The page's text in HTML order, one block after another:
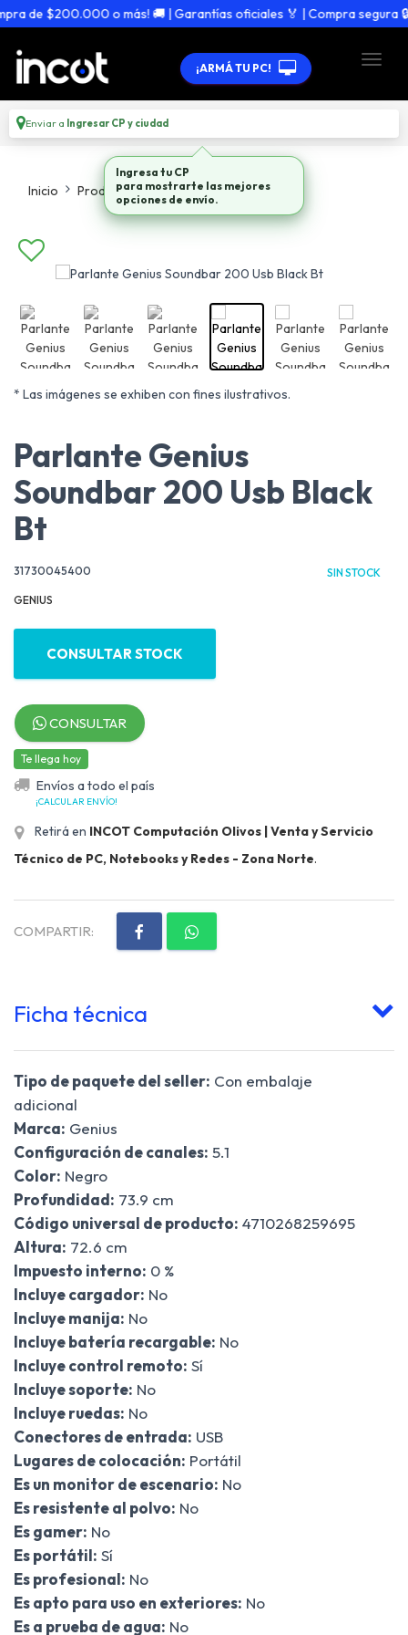
de $200.000 o más! 🚚 | Garantías oficiales 🏅 | Compra segura 🔒
¡ARMÁ TU PC!
Enviar a Ingresar CP y ciudad
Inicio Productos Parlantes
* Las imágenes se exhiben con fines ilustrativos.
Parlante Genius
Soundbar 200 Usb Black
Bt
31730045400
SIN STOCK
GENIUS
CONSULTAR STOCK
CONSULTAR
Te llega hoy
Envíos a todo el país
¡CALCULAR ENVÍO!
Retirá en INCOT Computación Olivos | Venta y Servicio
Técnico de PC, Notebooks y Redes - Zona Norte.
COMPARTIR:
Ficha técnica
Tipo de paquete del seller: Con embalaje
adicional
Marca: Genius
Configuración de canales: 5.1
Color: Negro
Profundidad: 73.9 cm
Código universal de producto: 4710268259695
Altura: 72.6 cm
Impuesto interno: 0 %
Incluye cargador: No
Incluye manija: No
Incluye batería recargable: No
Incluye control remoto: Sí
Incluye soporte: No
Incluye ruedas: No
Conectores de entrada: USB
Lugares de colocación: Portátil
Es un monitor de escenario: No
Es resistente al polvo: No
Es gamer: No
Es portátil: Sí
Es profesional: No
Es apto para uso en exteriores: No
Es a prueba de agua: No
Ingresa tu CP
para mostrarte las mejores
opciones de envío.